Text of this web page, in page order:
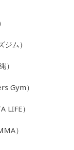
ム）
Gym）
）
）